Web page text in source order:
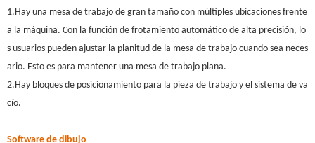
1.Hay una mesa de trabajo de gran tamaño con múltiples ubicaciones frente
a la máquina. Con la función de frotamiento automático de alta precisión, lo
s usuarios pueden ajustar la planitud de la mesa de trabajo cuando sea neces
ario. Esto es para mantener una mesa de trabajo plana.
2.Hay bloques de posicionamiento para la pieza de trabajo y el sistema de va
cío.
Software de dibujo